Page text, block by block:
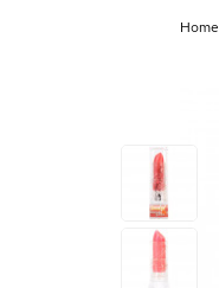
Home
Solaire
Brumes
Blush